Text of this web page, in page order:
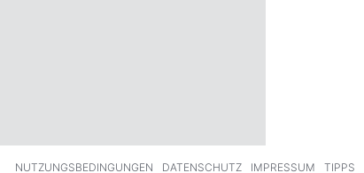
NUTZUNGSBEDINGUNGEN DATENSCHUTZ IMPRESSUM TIPPS